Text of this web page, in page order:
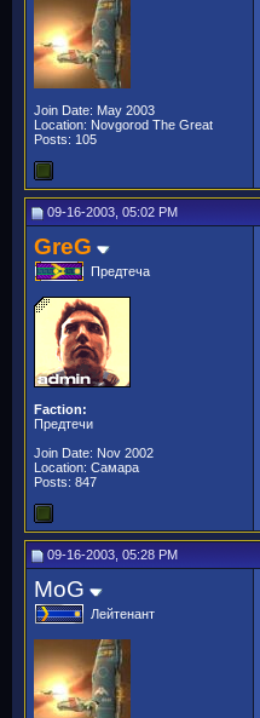
Join Date: May 2003
Location: Novgorod The Great
Posts: 105
09-16-2003, 05:02 PM
GreG
Предтеча
Faction:
Предтечи
Join Date: Nov 2002
Location: Самара
Posts: 847
09-16-2003, 05:28 PM
MoG
Лейтенант